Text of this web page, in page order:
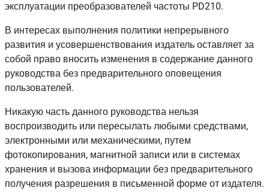
эксплуатации преобразователей частоты PD210.
В интересах выполнения политики непрерывного
развития и усовершенствования издатель оставляет за
собой право вносить изменения в содержание данного
руководства без предварительного оповещения
пользователей.
Никакую часть данного руководства нельзя
воспроизводить или пересылать любыми средствами,
электронными или механическими, путем
фотокопирования, магнитной записи или в системах
хранения и вызова информации без предварительного
получения разрешения в письменной форме от издателя.